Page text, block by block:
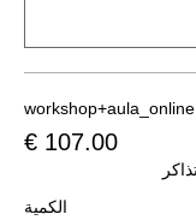
workshop+aula_online
الكمية